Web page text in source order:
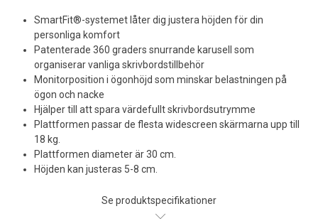
SmartFit®-systemet låter dig justera höjden för din
personliga komfort
Patenterade 360 graders snurrande karusell som
organiserar vanliga skrivbordstillbehör
Monitorposition i ögonhöjd som minskar belastningen på
ögon och nacke
Hjälper till att spara värdefullt skrivbordsutrymme
Plattformen passar de flesta widescreen skärmarna upp till
18 kg.
Plattformen diameter är 30 cm.
Höjden kan justeras 5-8 cm.
Se produktspecifikationer